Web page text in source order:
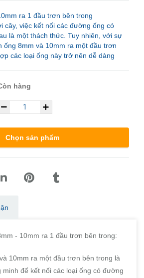
ra 1 đầu trơn bên trong
cây, việc kết nối các đường ống có
là một thách thức. Tuy nhiên, với sự
ống 8mm và 10mm ra một đầu trơn
các loại ống này trở nên dễ dàng
hàng
Chọn sản phẩm
- 10mm ra 1 đầu trơn bên trong:
10mm ra một đầu trơn bên trong là
minh để kết nối các loại ống có đường